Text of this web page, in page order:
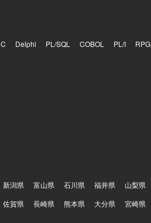
C Delphi PL/SQL COBOL PL/I RPG
新潟県 富山県 石川県 福井県 山梨県
佐賀県 長崎県 熊本県 大分県 宮崎県